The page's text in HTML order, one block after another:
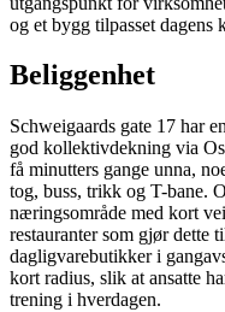
og et bygg tilpasset
Beliggenhet
Schweigaards gate 17 har
god kollektivdekning via
få minutters gange unna,
tog, buss, trikk og T-bane.
næringsområde med kort
restauranter som gjør dette
dagligvarebutikker i
kort radius, slik at ansatte
trening i hverdagen.